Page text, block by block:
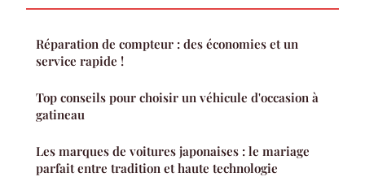
Réparation de compteur : des économies et un
service rapide !
Top conseils pour choisir un véhicule d'occasion à
gatineau
Les marques de voitures japonaises : le mariage
parfait entre tradition et haute technologie